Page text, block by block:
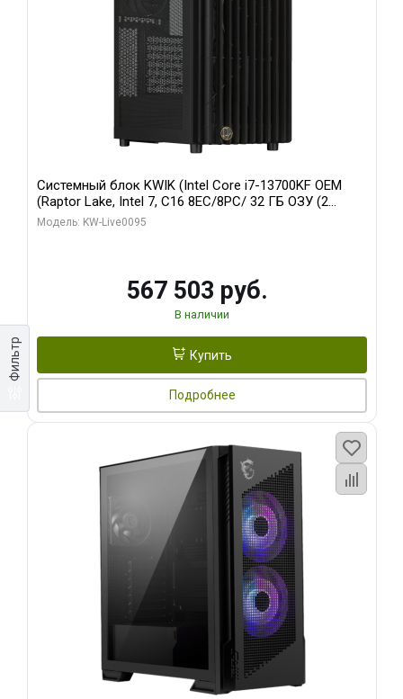
Фильтр
Системный блок KWIK (Intel Core i7-13700KF OEM
(Raptor Lake, Intel 7, C16 8EC/8PC/ 32 ГБ ОЗУ (2
модуля)/ Afox RTX4090 24GB GDDR6X 384-Bit 3xDP
Модель: KW-Live0095
567 503 руб.
В наличии
Купить
Подробнее